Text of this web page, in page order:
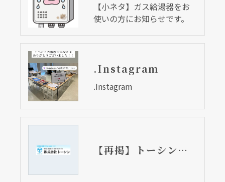
【小ネタ】ガス給湯器をお
使いの方にお知らせです。
.Instagram
.Instagram
【再掲】トーシン・秋の水まわり相談会 11月11日開催